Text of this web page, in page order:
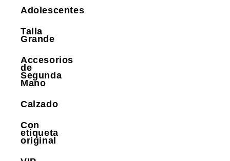
Adolescentes
Talla
Grande
Accesorios
de
Segunda
Mano
Calzado
Con
etiqueta
original